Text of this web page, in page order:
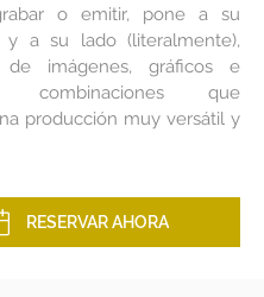
o emitir, pone a su
y a su lado (literalmente),
imágenes, gráficos e
combinaciones que
producción muy versátil y
RESERVAR AHORA